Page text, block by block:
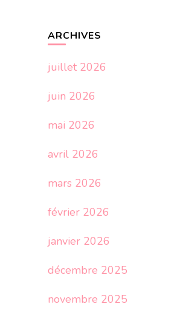
ARCHIVES
juillet 2026
juin 2026
mai 2026
avril 2026
mars 2026
février 2026
janvier 2026
décembre 2025
novembre 2025